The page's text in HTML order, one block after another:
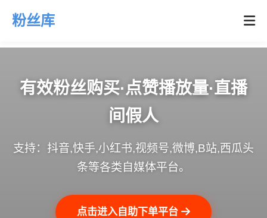
粉丝库
有效粉丝购买·点赞播放量·直播
间假人
支持：抖音,快手,小红书,视频号,微博,B站,西瓜头
条等各类自媒体平台。
点击进入自助下单平台